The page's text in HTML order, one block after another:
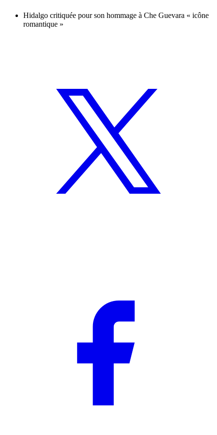
Hidalgo critiquée pour son hommage à Che Guevara « icône
romantique »